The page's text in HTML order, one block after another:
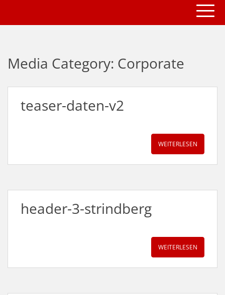
i
Media Category: Corporate
teaser-daten-v2
WEITERLESEN
header-3-strindberg
WEITERLESEN